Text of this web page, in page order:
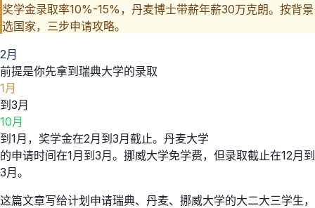
奖学金录取率10%-15%，丹麦博士带薪年薪30万克朗。按背景
选国家，三步申请攻略。
2月
前提是你先拿到瑞典大学的录取
1月
到3月
10月
到1月，奖学金在2月到3月截止。丹麦大学
的申请时间在1月到3月。挪威大学免学费，但录取截止在12月到
3月。
这篇文章写给计划申请瑞典、丹麦、挪威大学的大二大三学生，